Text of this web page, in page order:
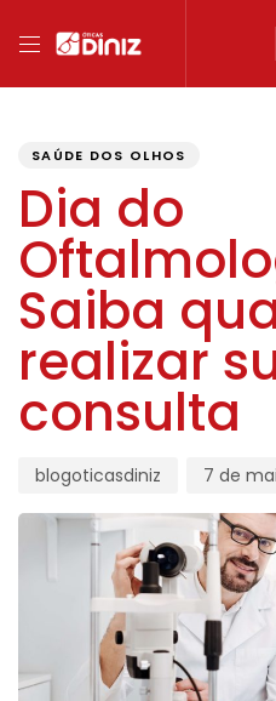
SAÚDE DOS OLHOS
Dia do
Saiba
realizar
consulta
blogoticasdiniz 7 de